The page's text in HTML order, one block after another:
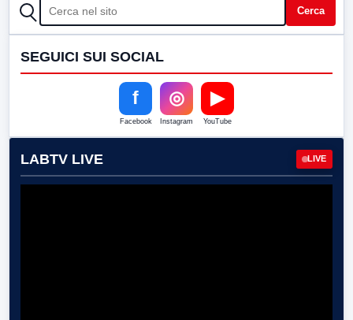
CERCA Cerca
SEGUICI SUI SOCIAL
f
Facebook
◎
Instagram
▶
YouTube
LABTV LIVE LIVE